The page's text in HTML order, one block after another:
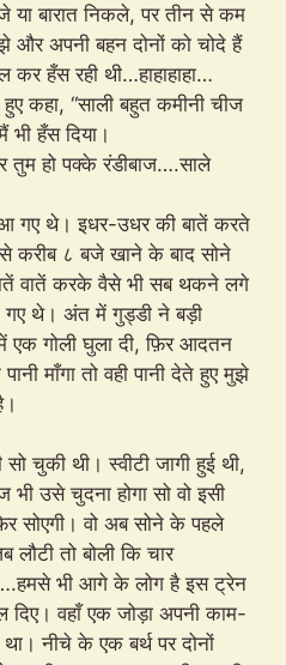
या बारात निकले, पर तीन से कम
अपनी बहन दोनों को चोदे हैं
हँस रही थी…हाहाहाहा…
कहा, “साली बहुत कमीनी चीज
भी हँस दिया।
तुम हो पक्के रंडीबाज….साले
गए थे। इधर-उधर की बातें करते
करीब ८ बजे खाने के बाद सोने
वातें करके वैसे भी सब थकने लगे
थे। अंत में गुड्डी ने बड़ी
एक गोली घुला दी, फ़िर आदतन
माँगा तो वही पानी देते हुए मुझे
चुकी थी। स्वीटी जागी हुई थी,
उसे चुदना होगा सो वो इसी
सोएगी। वो अब सोने के पहले
तो बोली कि चार
भी आगे के लोग है इस ट्रेन
वहाँ एक जोड़ा अपनी काम-
नीचे के एक बर्थ पर दोनों